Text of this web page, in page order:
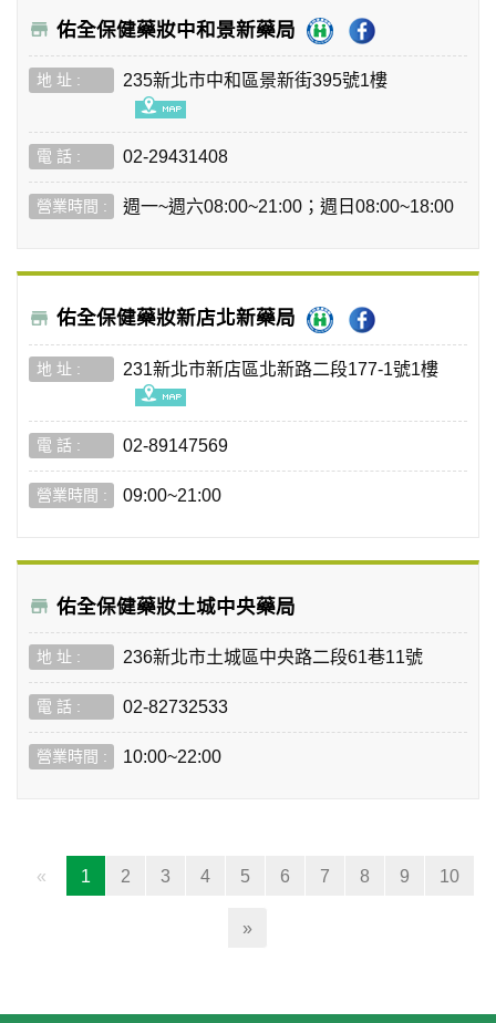
佑全保健藥妝中和景新藥局
235新北市中和區景新街395號1樓
02-29431408
週一~週六08:00~21:00；週日08:00~18:00
佑全保健藥妝新店北新藥局
231新北市新店區北新路二段177-1號1樓
02-89147569
09:00~21:00
佑全保健藥妝土城中央藥局
236新北市土城區中央路二段61巷11號
02-82732533
10:00~22:00
« 1 (current)
2 3 4 5 6 7 8 9 10
»